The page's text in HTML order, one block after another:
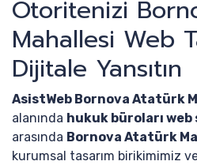
Otoritenizi
Mahallesi Web
Dijitale Yansıtın
AsistWeb Bornova Atatürk
alanında hukuk büroları
arasında Bornova Atatürk
kurumsal tasarım birikimimiz